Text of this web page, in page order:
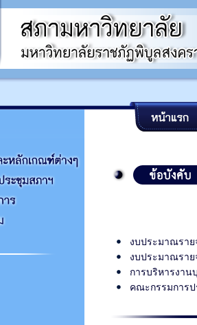
งบประมาณราย
งบประมาณราย
การบริหารงา
คณะกรรมการ